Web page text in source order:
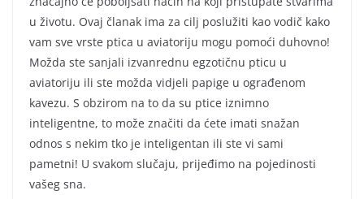
u životu. Ovaj članak ima za cilj poslužiti kao vodič kako
vam sve vrste ptica u aviatoriju mogu pomoći duhovno!
Možda ste sanjali izvanrednu egzotičnu pticu u
aviatoriju ili ste možda vidjeli papige u ograđenom
kavezu. S obzirom na to da su ptice iznimno
inteligentne, to može značiti da ćete imati snažan
odnos s nekim tko je inteligentan ili ste vi sami
pametni! U svakom slučaju, prijeđimo na pojedinosti
vašeg sna.